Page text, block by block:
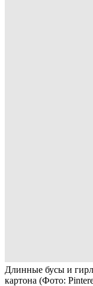
Длинные бусы и
картона (Фото: